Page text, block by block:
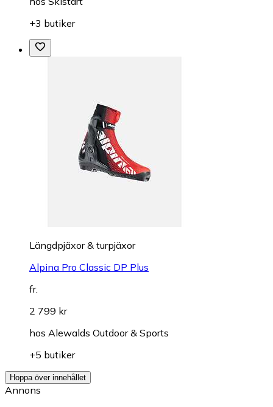
+3 butiker
Längdpjäxor & turpjäxor
Alpina Pro Classic DP Plus
fr.
2 799 kr
hos Alewalds Outdoor & Sports
+5 butiker
Hoppa över innehållet
Annons